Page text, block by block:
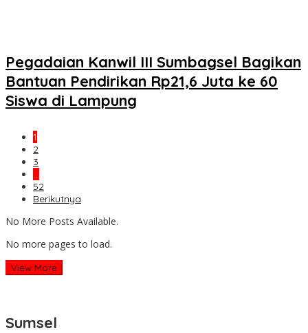
Pegadaian Kanwil III Sumbagsel Bagikan
Bantuan Pendirikan Rp21,6 Juta ke 60
Siswa di Lampung
1
2
3
…
52
Berikutnya
No More Posts Available.
No more pages to load.
View More
Sumsel